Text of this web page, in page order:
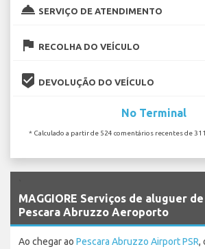
room_service SERVIÇO DE ATENDIMENTO
flag RECOLHA DO VEÍCULO
beenhere DEVOLUÇÃO DO VEÍCULO
No Terminal
* Calculado a partir de 524 comentários recentes de
MAGGIORE Serviços de aluguer
Pescara Abruzzo Aeroporto
Ao chegar ao Pescara Abruzzo Airport PSR,